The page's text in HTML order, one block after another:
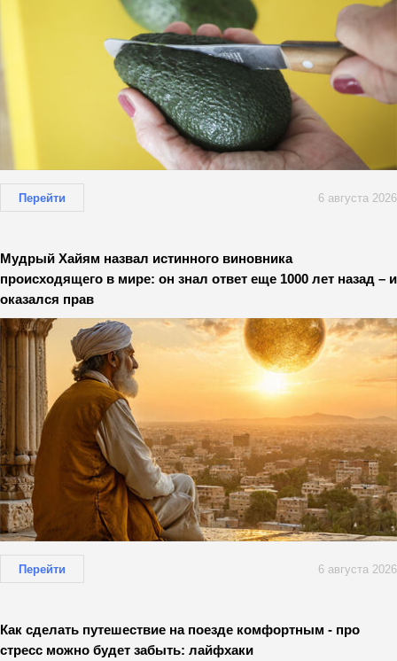
Перейти 6 августа 2026
Мудрый Хайям назвал истинного виновника
происходящего в мире: он знал ответ еще 1000 лет назад – и
оказался прав
Перейти 6 августа 2026
Как сделать путешествие на поезде комфортным - про
стресс можно будет забыть: лайфхаки